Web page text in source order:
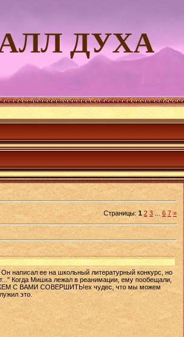
ДУХА
Страницы: 1 2 3 ... 6 7 »
написал ее на школьный литературный конкурс, но
Когда Мишка лежал в реанимации, ему пообещали,
С ВАМИ СОВЕРШИТЬ!ех чудес, что мы можем
это.